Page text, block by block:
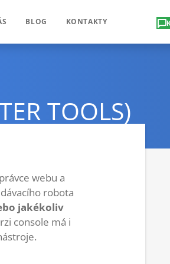
BLOG KONTAKTY
TOOLS)
webu a
robota
jakékoliv
console má i